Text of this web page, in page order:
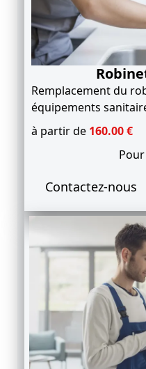
Remplacement du
équipements
à partir de 160.00€
Contactez-nous